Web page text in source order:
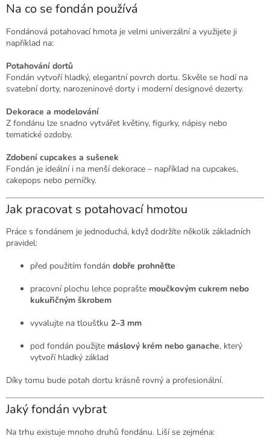
Na co se fondán používá
Fondánová potahovací hmota je velmi univerzální a využijete ji
například na:
Potahování dortů
Fondán vytvoří hladký, elegantní povrch dortu. Skvěle se hodí na
svatební dorty, narozeninové dorty i moderní designové dezerty.
Dekorace a modelování
Z fondánu lze snadno vytvářet květiny, figurky, nápisy nebo
tematické ozdoby.
Zdobení cupcakes a sušenek
Fondán je ideální i na menší dekorace – například na cupcakes,
cakepops nebo perníčky.
Jak pracovat s potahovací hmotou
Práce s fondánem je jednoduchá, když dodržíte několik základních
pravidel:
před použitím fondán dobře prohněťte
pracovní plochu lehce poprašte moučkovým cukrem nebo
kukuřičným škrobem
vyvalujte na tloušťku 2–3 mm
pod fondán použijte máslový krém nebo ganache, který
vytvoří hladký základ
Díky tomu bude potah dortu krásně rovný a profesionální.
Jaký fondán vybrat
Na trhu existuje mnoho druhů fondánu. Liší se zejména: